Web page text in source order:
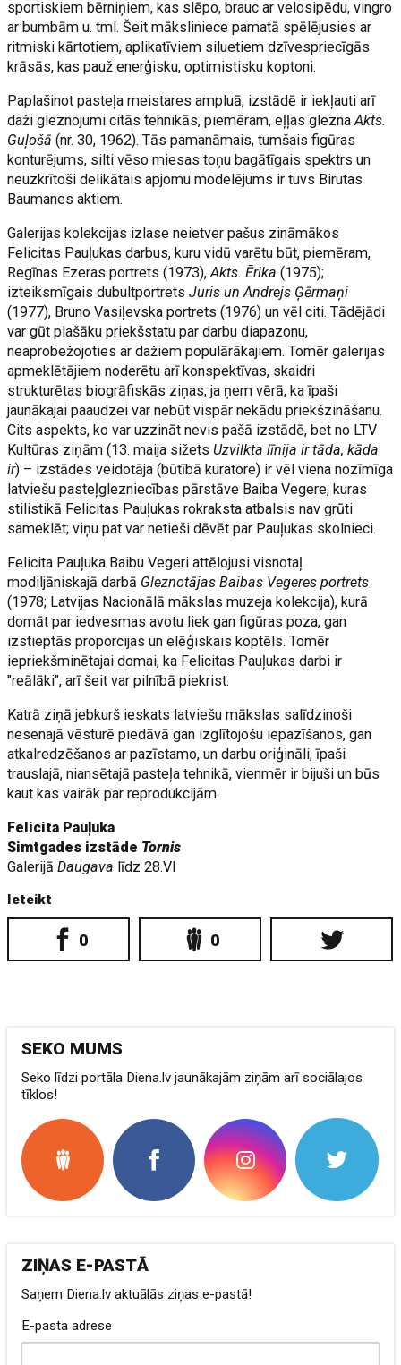
sportiskiem bērniņiem, kas slēpo, brauc ar velosipēdu, vingro
ar bumbām u. tml. Šeit māksliniece pamatā spēlējusies ar
ritmiski kārtotiem, aplikatīviem siluetiem dzīvespriecīgās
krāsās, kas pauž enerģisku, optimistisku koptoni.
Paplašinot pasteļa meistares ampluā, izstādē ir iekļauti arī
daži gleznojumi citās tehnikās, piemēram, eļļas gleznaAkts.
Guļošā (nr. 30, 1962). Tās pamanāmais, tumšais figūras
konturējums, silti vēso miesas toņu bagātīgais spektrs un
neuzkrītoši delikātais apjomu modelējums ir tuvs Birutas
Baumanes aktiem.
Galerijas kolekcijas izlase neietver pašus zināmākos
Felicitas Pauļukas darbus, kuru vidū varētu būt, piemēram,
Regīnas Ezeras portrets (1973),Akts. Ērika (1975);
izteiksmīgais dubultportretsJuris un Andrejs Ģērmaņi
(1977), Bruno Vasiļevska portrets (1976) un vēl citi. Tādējādi
var gūt plašāku priekšstatu par darbu diapazonu,
neaprobežojoties ar dažiem populārākajiem. Tomēr galerijas
apmeklētājiem noderētu arī konspektīvas, skaidri
strukturētas biogrāfiskās ziņas, ja ņem vērā, ka īpaši
jaunākajai paaudzei var nebūt vispār nekādu priekšzināšanu.
Cits aspekts, ko var uzzināt nevis pašā izstādē, bet no LTV
Kultūras ziņām (13. maija sižets Uzvilkta līnija ir tāda, kāda
ir) – izstādes veidotāja (būtībā kuratore) ir vēl viena nozīmīga
latviešu pasteļglezniecības pārstāve Baiba Vegere, kuras
stilistikā Felicitas Pauļukas rokraksta atbalsis nav grūti
sameklēt; viņu pat var netieši dēvēt par Pauļukas skolnieci.
Felicita Pauļuka Baibu Vegeri attēlojusi visnotaļ
modiljāniskajā darbā Gleznotājas Baibas Vegeres portrets
(1978; Latvijas Nacionālā mākslas muzeja kolekcija), kurā
domāt par iedvesmas avotu liek gan figūras poza, gan
izstieptās proporcijas un elēģiskais koptēls. Tomēr
iepriekšminētajai domai, ka Felicitas Pauļukas darbi ir
"reālāki", arī šeit var pilnībā piekrist.
Katrā ziņā jebkurš ieskats latviešu mākslas salīdzinoši
nesenajā vēsturē piedāvā gan izglītojošu iepazīšanos, gan
atkalredzēšanos ar pazīstamo, un darbu oriģināli, īpaši
trauslajā, niansētajā pasteļa tehnikā, vienmēr ir bijuši un būs
kaut kas vairāk par reprodukcijām.
Felicita Pauļuka
Simtgades izstāde Tornis
GalerijāDaugava līdz 28.VI
Ieteikt
0 0
SEKO MUMS
Seko līdzi portāla Diena.lv jaunākajām ziņām arī sociālajos
tīklos!
ZIŅAS E-PASTĀ
Saņem Diena.lv aktuālās ziņas e-pastā!
E-pasta adrese